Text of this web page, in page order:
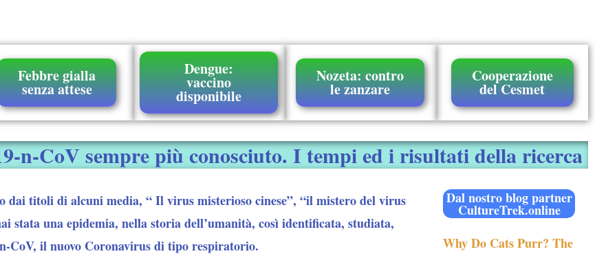
Febbre gialla
senza attese
Dengue:
vaccino
disponibile
Nozeta: contro
le zanzare
Cooperazione
del Cesmet
n-CoV sempre più conosciuto. I tempi ed i risultati della ricerca
dai titoli di alcuni media, “ Il virus misterioso cinese”, “il mistero del virus
stata una epidemia, nella storia dell’umanità, così identificata, studiata,
CoV, il nuovo Coronavirus di tipo respiratorio.
Dal nostro blog partner
CultureTrek.online
Why Do Cats Purr? The